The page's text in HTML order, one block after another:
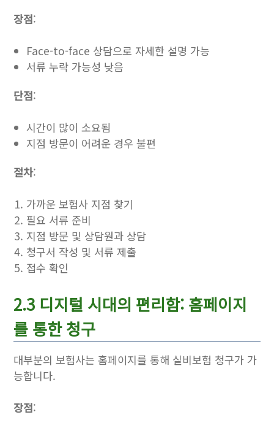
장점:
Face-to-face 상담으로 자세한 설명 가능
서류 누락 가능성 낮음
단점:
시간이 많이 소요됨
지점 방문이 어려운 경우 불편
절차:
가까운 보험사 지점 찾기
필요 서류 준비
지점 방문 및 상담원과 상담
청구서 작성 및 서류 제출
접수 확인
2.3 디지털 시대의 편리함: 홈페이지
를 통한 청구
대부분의 보험사는 홈페이지를 통해 실비보험 청구가 가
능합니다.
장점: